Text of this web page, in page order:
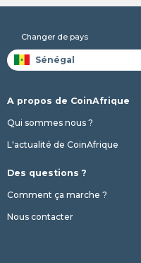
Changer de pays
A propos de CoinAfrique
Qui sommes nous ?
L'actualité de CoinAfrique
Des questions ?
Comment ça marche ?
Nous contacter